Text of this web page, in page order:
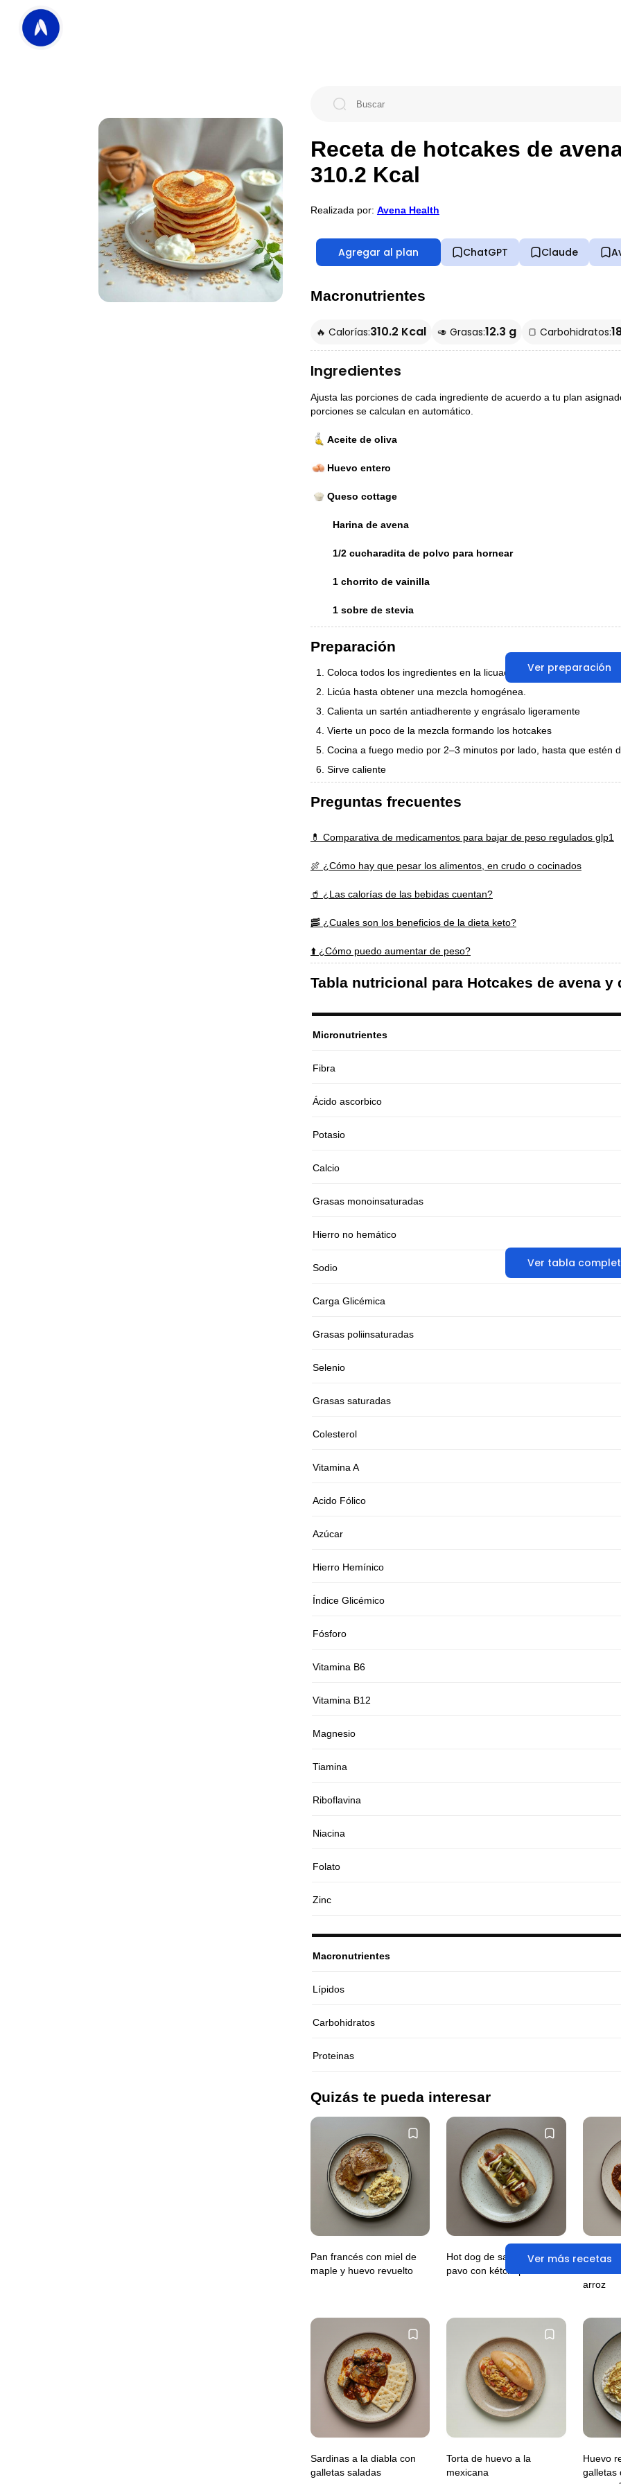
Receta de hotcakes de
310.2 Kcal
Realizada por: Avena Health
Agregar al plan ChatGPT Claude
Macronutrientes
🔥 Calorías:310.2 Kcal 🥑 Grasas:12.3 g 🍞 Carbohidratos:
Ingredientes
Ajusta las porciones de cada ingrediente de acuerdo a tu plan
porciones se calculan en automático.
Aceite de oliva
Huevo entero
Queso cottage
Harina de avena
1/2 cucharadita de polvo para hornear
1 chorrito de vainilla
1 sobre de stevia
Ver preparación
Preparación
Coloca todos los ingredientes en la licuadora.
Licúa hasta obtener una mezcla homogénea.
Calienta un sartén antiadherente y engrásalo ligeramente
Vierte un poco de la mezcla formando los hotcakes
Cocina a fuego medio por 2–3 minutos por lado, hasta que estén
Sirve caliente
Preguntas frecuentes
💊 Comparativa de medicamentos para bajar de peso regulados glp1
🍖 ¿Cómo hay que pesar los alimentos, en crudo o cocinados
🥤 ¿Las calorías de las bebidas cuentan?
🥓 ¿Cuales son los beneficios de la dieta keto?
⬆️ ¿Cómo puedo aumentar de peso?
Tabla nutricional para Hotcakes de avena y
Ver tabla
Micronutrientes
Fibra
Ácido ascorbico
Potasio
Calcio
Grasas monoinsaturadas
Hierro no hemático
Sodio
Carga Glicémica
Grasas poliinsaturadas
Selenio
Grasas saturadas
Colesterol
Vitamina A
Acido Fólico
Azúcar
Hierro Hemínico
Índice Glicémico
Fósforo
Vitamina B6
Vitamina B12
Magnesio
Tiamina
Riboflavina
Niacina
Folato
Zinc
Macronutrientes
Lípidos
Carbohidratos
Proteinas
Quizás te pueda interesar
Ver más recetas
Pan francés con miel de
maple y huevo revuelto
Hot dog de salchicha de
pavo con kétchup
adobo
arroz
Sardinas a la diabla con
galletas saladas
Torta de huevo a la
mexicana
Huevo
galletas